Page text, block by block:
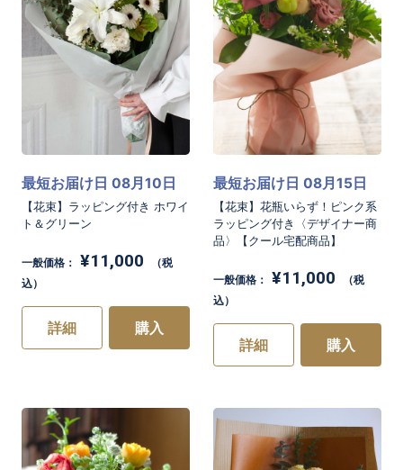
【花束】ラッピング付き ホワイ
ト＆グリーン
最短お届け日 08月10日
一般価格： ¥11,000
（税
込）
詳細 購入
【花束】花瓶いらず！ピンク系
ラッピング付き〈デザイナー商
品〉【クール宅配商品】
最短お届け日 08月15日
一般価格： ¥11,000
（税
込）
詳細 購入